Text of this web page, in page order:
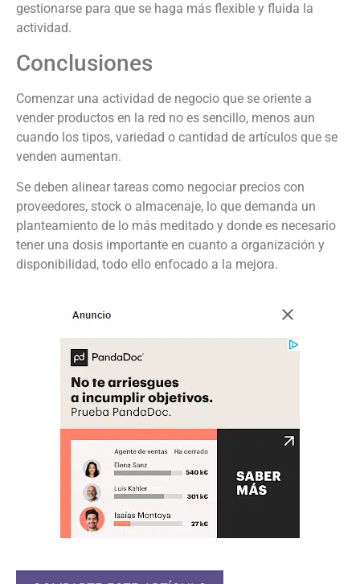
gestionarse para que se haga más flexible y fluida la
actividad.
Conclusiones
Comenzar una actividad de negocio que se oriente a
vender productos en la red no es sencillo, menos aun
cuando los tipos, variedad o cantidad de artículos que se
venden aumentan.
Se deben alinear tareas como negociar precios con
proveedores, stock o almacenaje, lo que demanda un
planteamiento de lo más meditado y donde es necesario
tener una dosis importante en cuanto a organización y
disponibilidad, todo ello enfocado a la mejora.